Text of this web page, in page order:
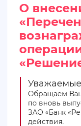
О
Обращаем
по вновь
ЗАО «Банк
действия.